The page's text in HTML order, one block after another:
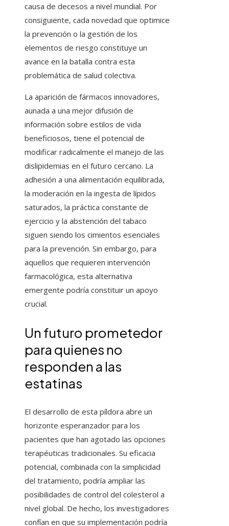
causa de decesos a nivel mundial. Por
consiguiente, cada novedad que optimice
la prevención o la gestión de los
elementos de riesgo constituye un
avance en la batalla contra esta
problemática de salud colectiva.
La aparición de fármacos innovadores,
aunada a una mejor difusión de
información sobre estilos de vida
beneficiosos, tiene el potencial de
modificar radicalmente el manejo de las
dislipidemias en el futuro cercano. La
adhesión a una alimentación equilibrada,
la moderación en la ingesta de lípidos
saturados, la práctica constante de
ejercicio y la abstención del tabaco
siguen siendo los cimientos esenciales
para la prevención. Sin embargo, para
aquellos que requieren intervención
farmacológica, esta alternativa
emergente podría constituir un apoyo
crucial.
Un futuro prometedor
para quienes no
responden a las
estatinas
El desarrollo de esta píldora abre un
horizonte esperanzador para los
pacientes que han agotado las opciones
terapéuticas tradicionales. Su eficacia
potencial, combinada con la simplicidad
del tratamiento, podría ampliar las
posibilidades de control del colesterol a
nivel global. De hecho, los investigadores
confían en que su implementación podría